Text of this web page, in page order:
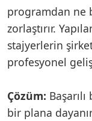
programdan ne
zorlaştırır.
stajyerlerin
profesyonel
Çözüm:
bir plana